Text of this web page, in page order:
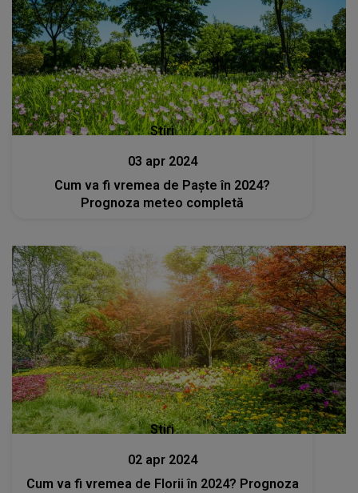
Stiri
03 apr 2024
Cum va fi vremea de Paște în 2024?
Prognoza meteo completă
Stiri
02 apr 2024
Cum va fi vremea de Florii în 2024? Prognoza